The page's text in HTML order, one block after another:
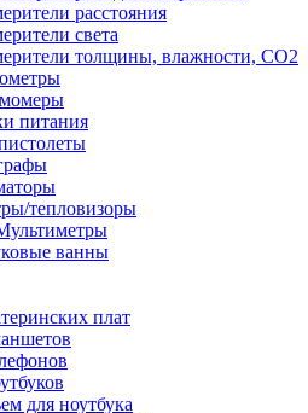
расстояния
света
толщины, влажности, CO2
питания
тепловизоры
ванны
плат
для ноутбука